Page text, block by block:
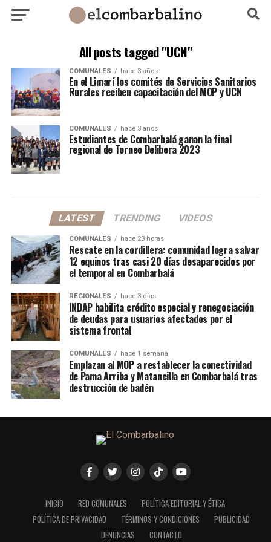
All posts tagged "UCN"
COMUNALES hace 3 años
En el Limarí los comités de Servicios Sanitarios
Rurales reciben capacitación del MOP y UCN
COMUNALES hace 3 años
Estudiantes de Combarbalá ganan la final
regional de Torneo Delibera 2023
LATEST TRENDING VIDEOS
COMUNALES hace 23 horas
Rescate en la cordillera: comunidad logra salvar
12 equinos tras casi 20 días desaparecidos por
el temporal en Combarbalá
REGIONALES hace 3 días
INDAP habilita crédito especial y renegociación
de deudas para usuarios afectados por el
sistema frontal
COMUNALES hace 1 semana
Emplazan al MOP a restablecer la conectividad
de Pama Arriba y Matancilla en Combarbalá tras
destrucción de badén
INICIO RED COMUNALES
POLÍTICA EDITORIAL Y ÉTICA
POLÍTICA DE PRIVACIDAD
TÉRMINOS Y CONDICIONES
PUBLICIDAD
DENUNCIAS
CONTACTO